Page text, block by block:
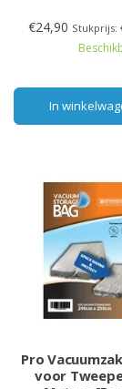
€24,90 Stukprijs:
In
Pro
voor